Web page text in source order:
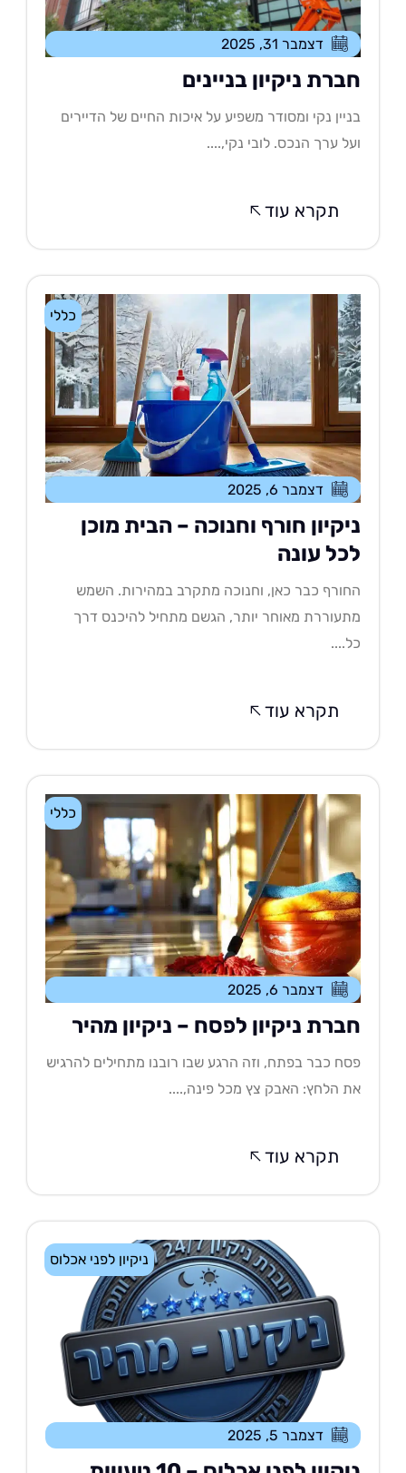
דצמבר 31, 2025
ניקיון בניינים
נקי ומסודר משפיע על איכות החיים של הדיירים
ערך הנכס. לובי נקי,....
תקרא עוד
כללי
דצמבר 6, 2025
חורף וחנוכה – הבית מוכן
עונה
כבר כאן, וחנוכה מתקרב במהירות. השמש
מאוחר יותר, הגשם מתחיל להיכנס דרך
תקרא עוד
כללי
דצמבר 6, 2025
ניקיון לפסח – ניקיון מהיר
כבר בפתח, וזה הרגע שבו רובנו מתחילים להרגיש
הלחץ: האבק צץ מכל פינה,....
תקרא עוד
ניקיון לפני אכלוס
דצמבר 5, 2025